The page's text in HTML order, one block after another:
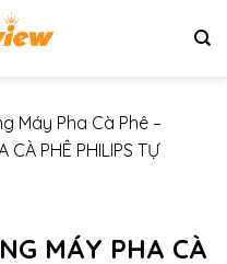
Máy Pha Cà Phê –
CÀ PHÊ PHILIPS TỰ
MÁY PHA CÀ